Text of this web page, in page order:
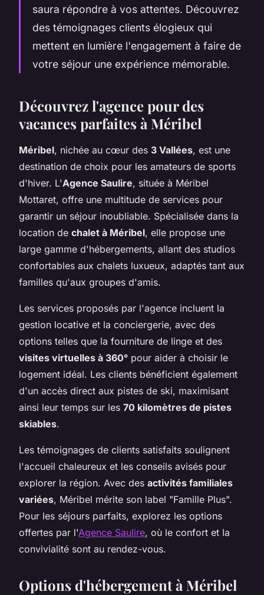
saura répondre à vos attentes. Découvrez
des témoignages clients élogieux qui
mettent en lumière l'engagement à faire de
votre séjour une expérience mémorable.
Découvrez l'agence pour des
vacances parfaites à Méribel
Méribel, nichée au cœur des 3 Vallées, est une
destination de choix pour les amateurs de sports
d'hiver. L'Agence Saulire, située à Méribel
Mottaret, offre une multitude de services pour
garantir un séjour inoubliable. Spécialisée dans la
location de chalet à Méribel, elle propose une
large gamme d'hébergements, allant des studios
confortables aux chalets luxueux, adaptés tant aux
familles qu'aux groupes d'amis.
Les services proposés par l'agence incluent la
gestion locative et la conciergerie, avec des
options telles que la fourniture de linge et des
visites virtuelles à 360° pour aider à choisir le
logement idéal. Les clients bénéficient également
d'un accès direct aux pistes de ski, maximisant
ainsi leur temps sur les 70 kilomètres de pistes
skiables.
Les témoignages de clients satisfaits soulignent
l'accueil chaleureux et les conseils avisés pour
explorer la région. Avec des activités familiales
variées, Méribel mérite son label "Famille Plus".
Pour les séjours parfaits, explorez les options
offertes par l'Agence Saulire, où le confort et la
convivialité sont au rendez-vous.
Options d'hébergement à Méribel